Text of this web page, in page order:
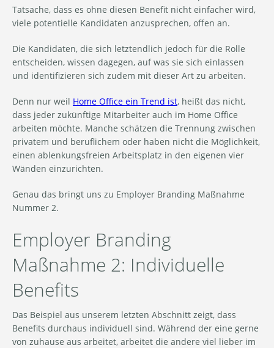
Tatsache, dass es ohne diesen Benefit nicht einfacher wird,
viele potentielle Kandidaten anzusprechen, offen an.
Die Kandidaten, die sich letztendlich jedoch für die Rolle
entscheiden, wissen dagegen, auf was sie sich einlassen
und identifizieren sich zudem mit dieser Art zu arbeiten.
Denn nur weil Home Office ein Trend ist, heißt das nicht,
dass jeder zukünftige Mitarbeiter auch im Home Office
arbeiten möchte. Manche schätzen die Trennung zwischen
privatem und beruflichem oder haben nicht die Möglichkeit,
einen ablenkungsfreien Arbeitsplatz in den eigenen vier
Wänden einzurichten.
Genau das bringt uns zu Employer Branding Maßnahme
Nummer 2.
Employer Branding
Maßnahme 2: Individuelle
Benefits
Das Beispiel aus unserem letzten Abschnitt zeigt, dass
Benefits durchaus individuell sind. Während der eine gerne
von zuhause aus arbeitet, arbeitet die andere viel lieber im